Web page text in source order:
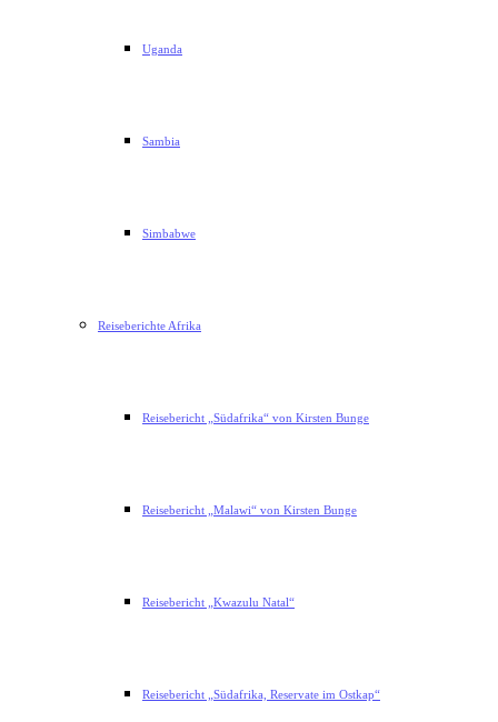
Uganda
Sambia
Simbabwe
Reiseberichte Afrika
Reisebericht „Südafrika“ von Kirsten Bunge
Reisebericht „Malawi“ von Kirsten Bunge
Reisebericht „Kwazulu Natal“
Reisebericht „Südafrika, Reservate im Ostkap“